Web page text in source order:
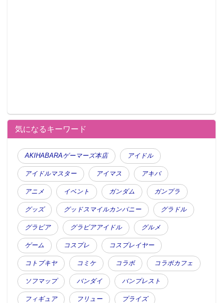
気になるキーワード
AKIHABARAゲーマーズ本店 アイドル
アイドルマスター アイマス アキバ
アニメ イベント ガンダム ガンプラ
グッズ グッドスマイルカンパニー グラドル
グラビア グラビアアイドル グルメ
ゲーム コスプレ コスプレイヤー
コトブキヤ コミケ コラボ コラボカフェ
ソフマップ バンダイ バンプレスト
フィギュア フリュー プライズ